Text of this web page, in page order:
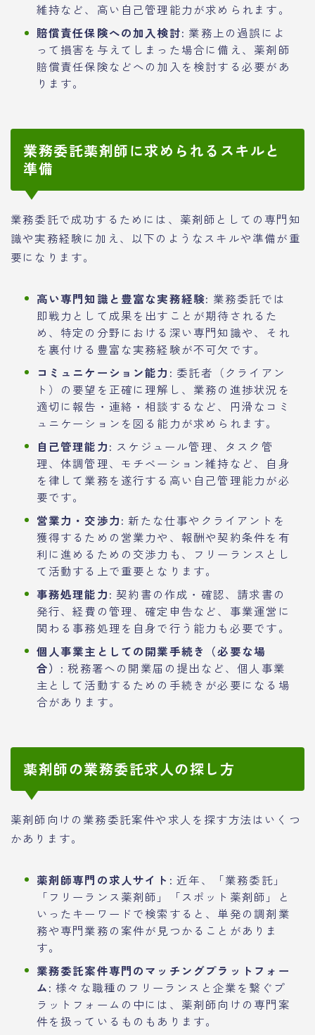
維持など、高い自己管理能力が求められます。
賠償責任保険への加入検討: 業務上の過誤によ
って損害を与えてしまった場合に備え、薬剤師
賠償責任保険などへの加入を検討する必要があ
ります。
業務委託薬剤師に求められるスキルと
準備
業務委託で成功するためには、薬剤師としての専門知
識や実務経験に加え、以下のようなスキルや準備が重
要になります。
高い専門知識と豊富な実務経験: 業務委託では
即戦力として成果を出すことが期待されるた
め、特定の分野における深い専門知識や、それ
を裏付ける豊富な実務経験が不可欠です。
コミュニケーション能力: 委託者（クライアン
ト）の要望を正確に理解し、業務の進捗状況を
適切に報告・連絡・相談するなど、円滑なコミ
ュニケーションを図る能力が求められます。
自己管理能力: スケジュール管理、タスク管
理、体調管理、モチベーション維持など、自身
を律して業務を遂行する高い自己管理能力が必
要です。
営業力・交渉力: 新たな仕事やクライアントを
獲得するための営業力や、報酬や契約条件を有
利に進めるための交渉力も、フリーランスとし
て活動する上で重要となります。
事務処理能力: 契約書の作成・確認、請求書の
発行、経費の管理、確定申告など、事業運営に
関わる事務処理を自身で行う能力も必要です。
個人事業主としての開業手続き（必要な場
合）: 税務署への開業届の提出など、個人事業
主として活動するための手続きが必要になる場
合があります。
薬剤師の業務委託求人の探し方
薬剤師向けの業務委託案件や求人を探す方法はいくつ
かあります。
薬剤師専門の求人サイト: 近年、「業務委託」
「フリーランス薬剤師」「スポット薬剤師」と
いったキーワードで検索すると、単発の調剤業
務や専門業務の案件が見つかることがありま
す。
業務委託案件専門のマッチングプラットフォー
ム: 様々な職種のフリーランスと企業を繋ぐプ
ラットフォームの中には、薬剤師向けの専門案
件を扱っているものもあります。